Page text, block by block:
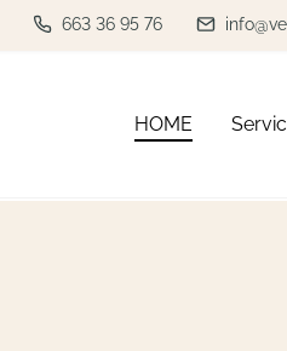
663 36 95 76
HOME